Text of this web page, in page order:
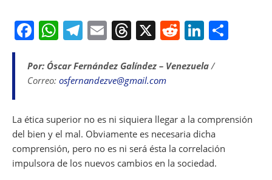
F
c
e
o
o
k
W
at
s
p
p
T
e
gr
m
E
ai
l
T
re
a
s
X R
d
Li
k
n
Por: Óscar Fernández Galíndez – Venezuela/
Correo: osfernandezve@gmail.com
La ética superior no es ni siquiera llegar a la comprensión
del bien y el mal. Obviamente es necesaria dicha
comprensión, pero no es ni será ésta la correlación
impulsora de los nuevos cambios en la sociedad.